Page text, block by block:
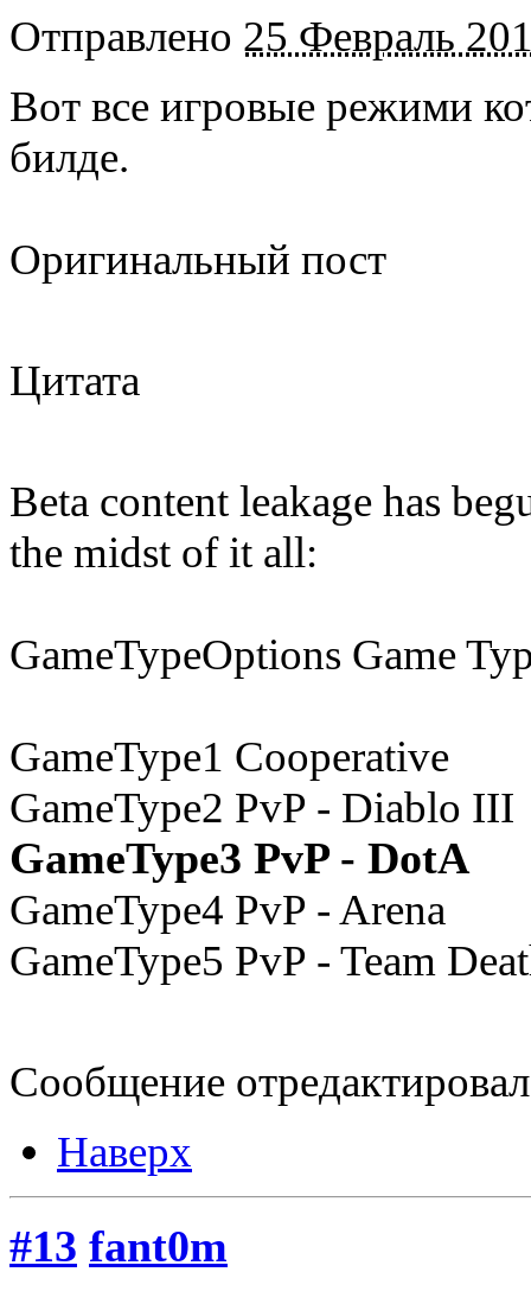
Отправлено 25 Февраль
Вот все игровые режими
билде.
Оригинальный пост
Цитата
Beta content leakage has
the midst of it all:
GameTypeOptions Game
GameType1 Cooperative
GameType2 PvP - Diablo III
GameType3 PvP - DotA
GameType4 PvP - Arena
GameType5 PvP - Team
Сообщение
Наверх
#13 fant0m